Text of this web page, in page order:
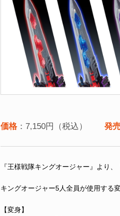
価格 ：7,150円（税込） 発
『王様戦隊キングオージャー』より
キングオージャー5人全員が使用する
【変身】